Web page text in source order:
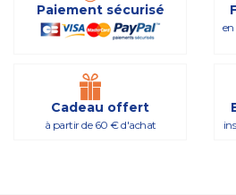
Paiement sécurisé
Cadeau offert
à partir de 60 € d'achat